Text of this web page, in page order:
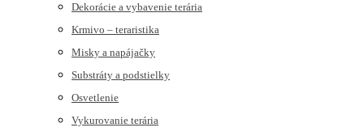
Dekorácie a vybavenie terária
Krmivo – teraristika
Misky a napájačky
Substráty a podstielky
Osvetlenie
Vykurovanie terária